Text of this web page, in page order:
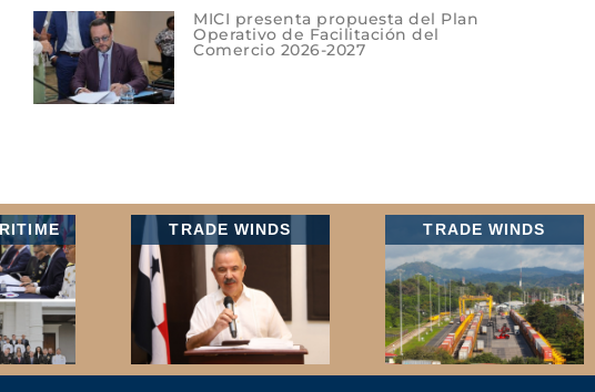
MICI presenta propuesta del Plan
Operativo de Facilitación del
Comercio 2026-2027
TRADE WINDS TRADE WINDS